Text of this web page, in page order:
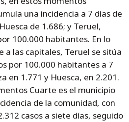
una incidencia a 7 días de
de 1.686; y Teruel,
100.000 habitantes. En lo
a las capitales, Teruel se sitúa
por 100.000 habitantes a 7
en 1.771 y Huesca, en 2.201.
Cuarte es el municipio
de la comunidad, con
casos a siete días, seguido